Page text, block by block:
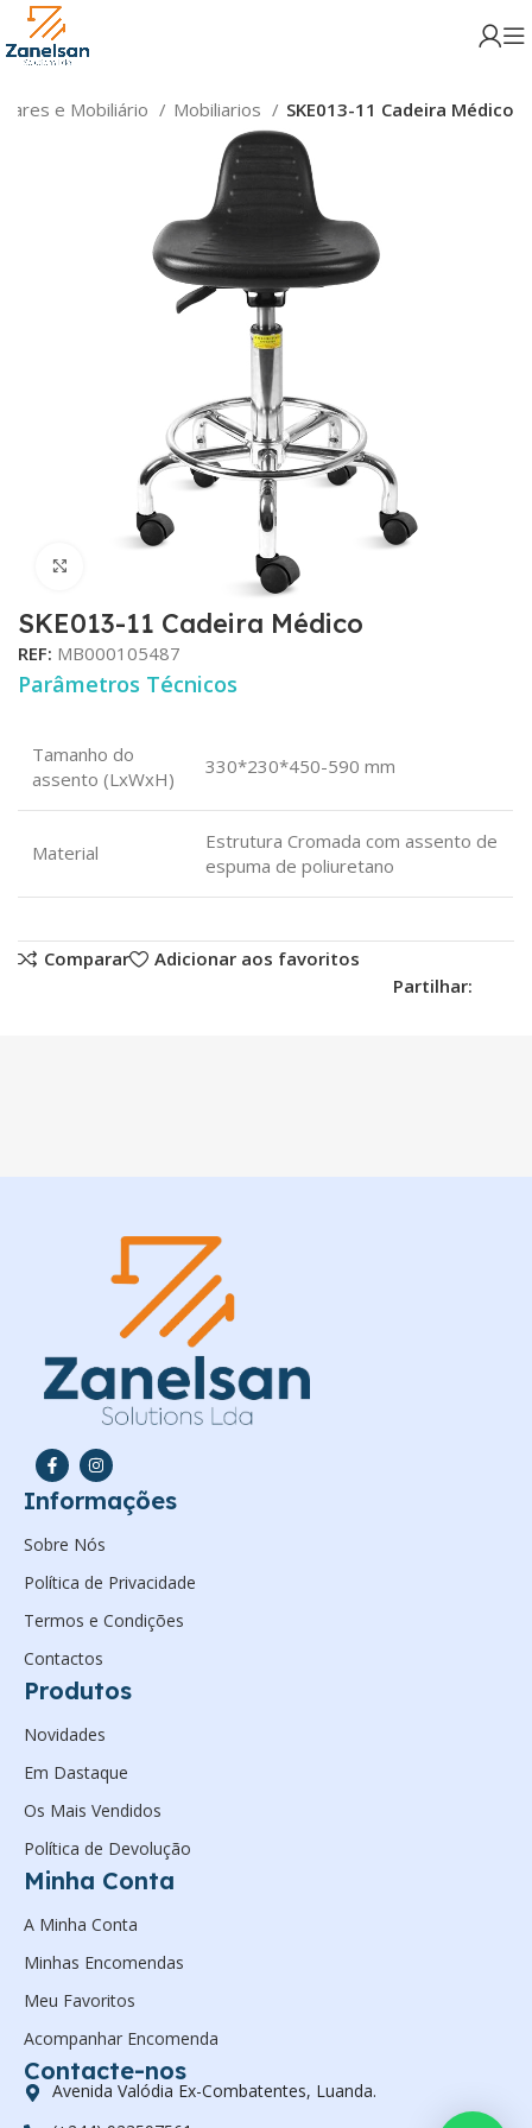
e Mobiliário Mobiliarios SKE013-11 Cadeira Médico
SKE013-11 Cadeira Médico
REF: MB000105487
Parâmetros Técnicos
Tamanho do
assento (LxWxH)
330*230*450-590 mm
Material
Estrutura Cromada com assento de
espuma de poliuretano
Comparar
Adicionar aos favoritos
Partilhar:
Informações
Sobre Nós
Política de Privacidade
Termos e Condições
Contactos
Produtos
Novidades
Em Dastaque
Os Mais Vendidos
Política de Devolução
Minha Conta
A Minha Conta
Minhas Encomendas
Meu Favoritos
Acompanhar Encomenda
Contacte-nos
Avenida Valódia Ex-Combatentes, Luanda.